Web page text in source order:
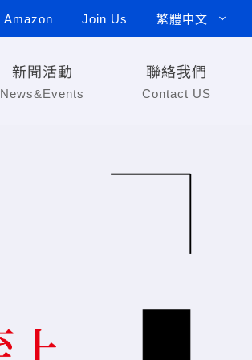
Amazon Join Us 繁體中文
新聞活動
News&Events
聯絡我們
Contact US